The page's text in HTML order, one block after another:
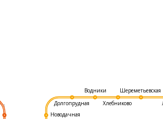
Новодачная
Долгопрудная
Водники
Хлебниково
Шереметьевская